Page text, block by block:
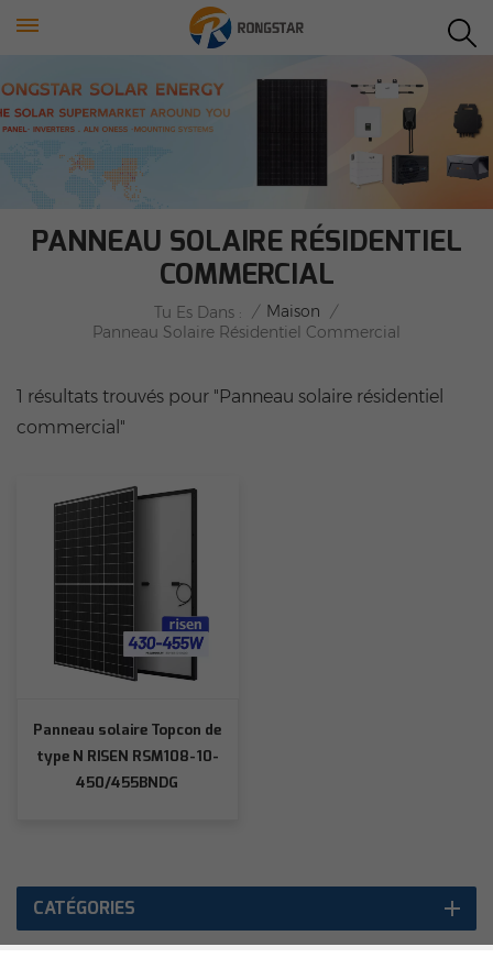
PANNEAU SOLAIRE RÉSIDENTIEL
COMMERCIAL
Tu Es Dans : / Maison
/
Panneau Solaire Résidentiel Commercial
1 résultats trouvés pour "Panneau solaire résidentiel
commercial"
Panneau solaire Topcon de
type N RISEN RSM108-10-
450/455BNDG
CATÉGORIES